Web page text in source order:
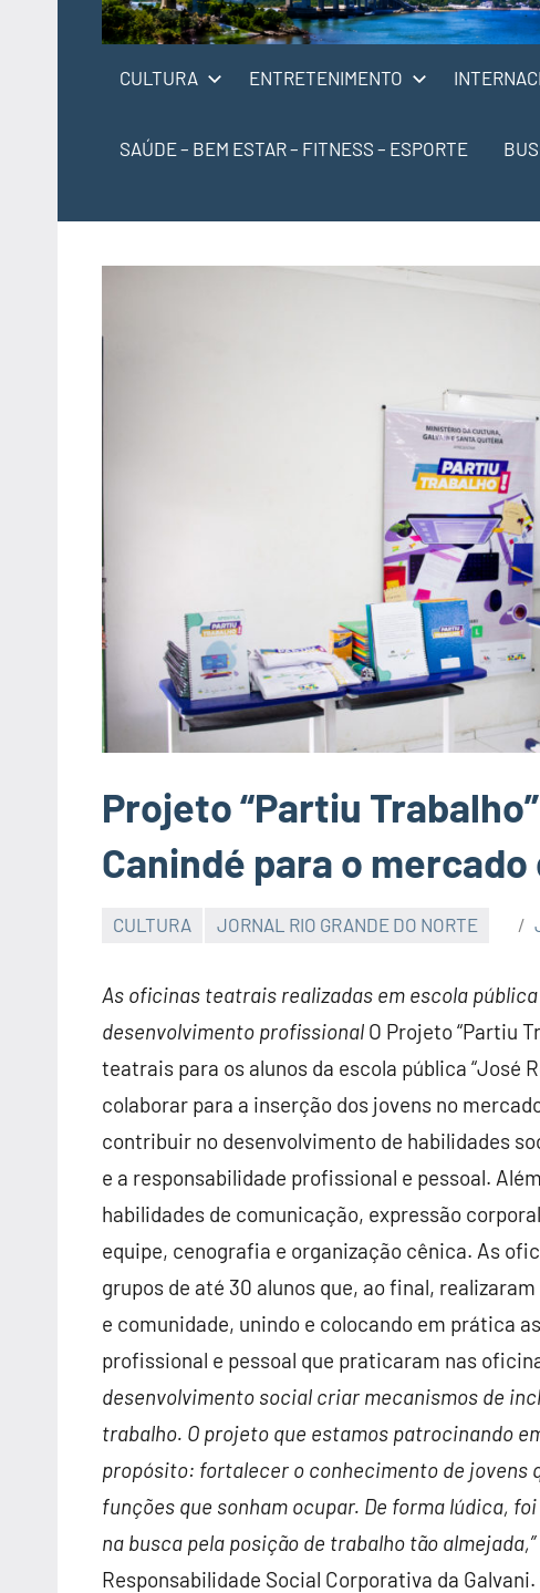
CULTURA ENTRETENIMENTO
SAÚDE – BEM ESTAR – FITNESS – ESPORTE
Projeto “Partiu
Canindé para o
CULTURA JORNAL RIO GRANDE DO NORTE
As oficinas teatrais realizadas em escola
desenvolvimento profissional O Projeto “Partiu
teatrais para os alunos da escola pública “José
colaborar para a inserção dos jovens no
contribuir no desenvolvimento de habilidades
e a responsabilidade profissional e pessoal.
habilidades de comunicação, expressão
equipe, cenografia e organização cênica. As
grupos de até 30 alunos que, ao final,
e comunidade, unindo e colocando em prática
profissional e pessoal que praticaram nas
desenvolvimento social criar mecanismos de
trabalho. O projeto que estamos patrocinando
propósito: fortalecer o conhecimento de jovens
funções que sonham ocupar. De forma lúdica,
na busca pela posição de trabalho tão almejada,”
Responsabilidade Social Corporativa da